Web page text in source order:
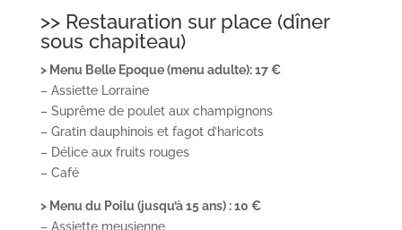
>> Restauration sur place (dîner
sous chapiteau)
> Menu Belle Epoque (menu adulte): 17 €
– Assiette Lorraine
– Suprême de poulet aux champignons
– Gratin dauphinois et fagot d’haricots
– Délice aux fruits rouges
– Café
> Menu du Poilu (jusqu’à 15 ans) : 10 €
– Assiette meusienne